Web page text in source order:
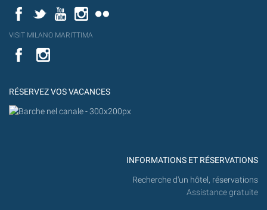
FacebookTwitterYouTubeInstagram
YouT
VISIT MILANO MARITTIMA
Flick
VISIT
MILANO
YouTube
RÉSERVEZ VOS VACANCES
INFORMATIONS ET RÉSERVATIONS
Recherche d'un hôtel, réservations
Assistance gratuite